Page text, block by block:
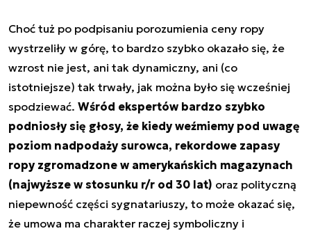
Choć tuż po podpisaniu porozumienia ceny ropy
wystrzeliły w górę, to bardzo szybko okazało się, że
wzrost nie jest, ani tak dynamiczny, ani (co
istotniejsze) tak trwały, jak można było się wcześniej
spodziewać. Wśród ekspertów bardzo szybko
podniosły się głosy, że kiedy weźmiemy pod uwagę
poziom nadpodaży surowca, rekordowe zapasy
ropy zgromadzone w amerykańskich magazynach
(najwyższe w stosunku r/r od 30 lat) oraz polityczną
niepewność części sygnatariuszy, to może okazać się,
że umowa ma charakter raczej symboliczny i